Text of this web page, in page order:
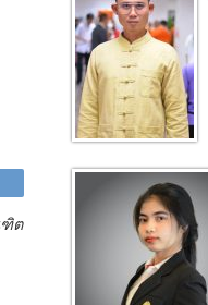
ฑิต